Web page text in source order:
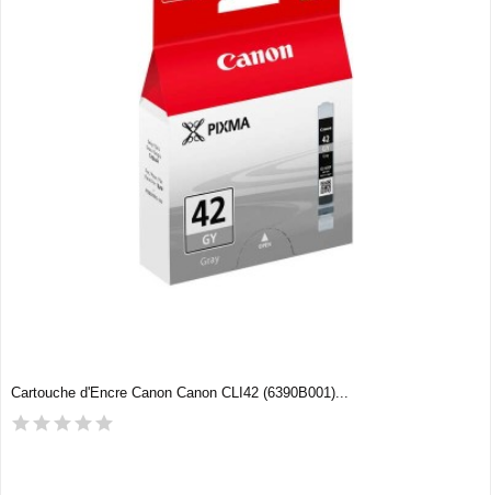
Cartouche d'Encre Canon Canon CLI42 (6390B001)...